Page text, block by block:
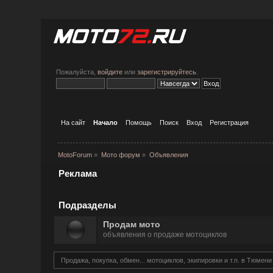
Пожалуйста,войдите илизарегистрируйтесь
На сайт Начало Помощь Поиск Вход Регистрация
MotoForum» Мото форум » Объявления
Реклама
Подразделы
Продам мото
объявления о продаже мотоциклов
Продажа, покупка, обмен... мотоциклов, экипировки и т.п. в Тюмени